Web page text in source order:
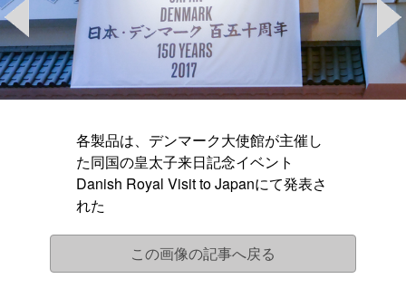
各製品は、デンマーク大使館が主催し
た同国の皇太子来日記念イベント
Danish Royal Visit to Japanにて発表さ
れた
この画像の記事へ戻る